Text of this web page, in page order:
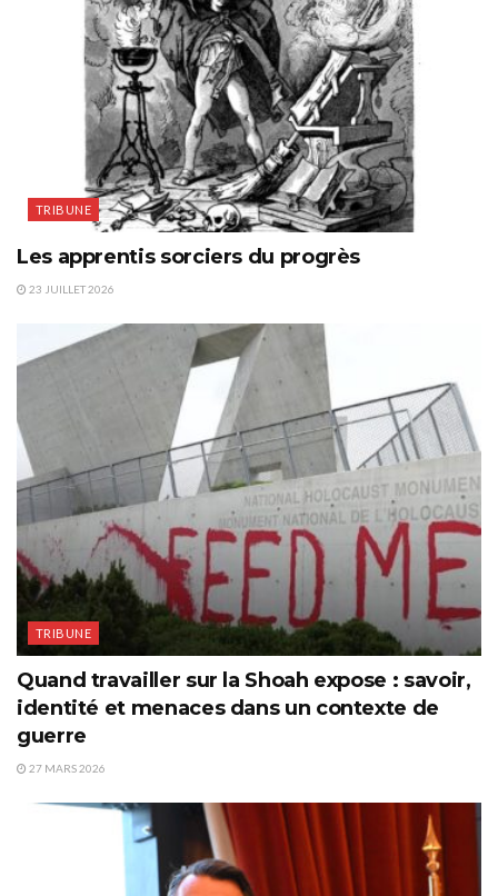
TRIBUNE
Les apprentis sorciers du progrès
23 JUILLET 2026
TRIBUNE
Quand travailler sur la Shoah expose : savoir,
identité et menaces dans un contexte de
guerre
27 MARS 2026